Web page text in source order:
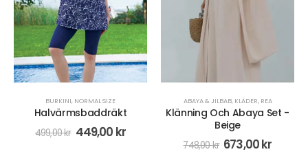
BURKINI, NORMAL SIZE
Halvärmsbaddräkt
499,00kr 449,00 kr
ABAYA & JILBAB, KLÄDER, REA
Klänning Och Abaya Set -
Beige
748,00kr 673,00kr